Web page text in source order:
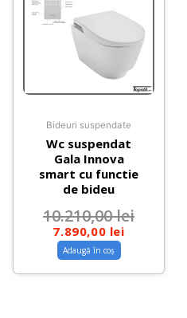
Bideuri suspendate
Wc suspendat
Gala Innova
smart cu functie
de bideu
10.210,00lei
7.890,00 lei
Adaugă în coș